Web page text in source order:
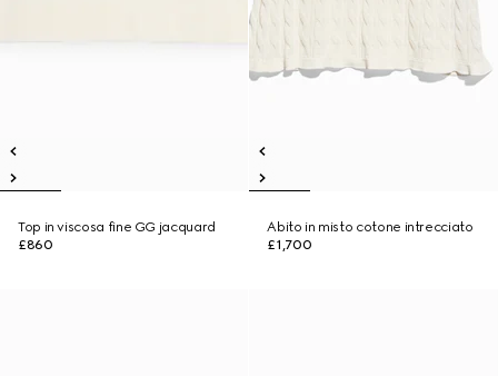
Top in viscosa fine GG jacquard
£860
Abito in misto cotone intrecciato
£1,700